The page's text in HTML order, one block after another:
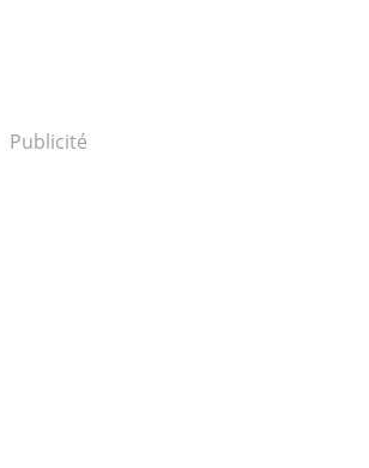
Publicité